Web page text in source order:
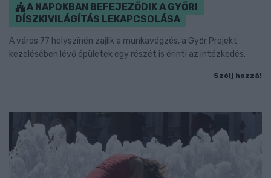
A NAPOKBAN BEFEJEZŐDIK A GYŐRI
DÍSZKIVILÁGÍTÁS LEKAPCSOLÁSA
A város 77 helyszínén zajlik a munkavégzés, a Győr Projekt
kezelésében lévő épületek egy részét is érinti az intézkedés.
Szólj hozzá!